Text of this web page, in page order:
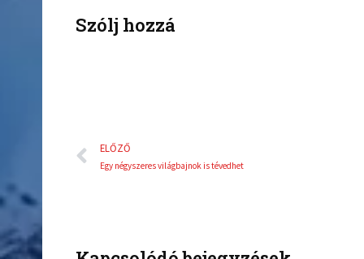
Szólj hozzá
Előző
ELŐZŐ
Egy négyszeres világbajnok is tévedhet